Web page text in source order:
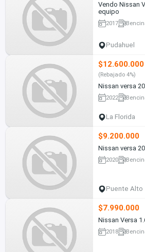
Vendo Nissan
equipo
2017
Pudahuel
$12.600.000
(Rebajado 4%)
Nissan versa
2022
La Florida
$9.200.000
Nissan versa
2020
Puente Alto
$7.990.000
Nissan Versa
2018